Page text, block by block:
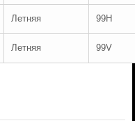
Летняя 99H
Летняя 99V